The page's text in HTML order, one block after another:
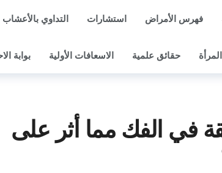
فهرس الأمراض استشارات التداوي بالأعشاب
حقائق علمية الاسعافات الأولية بوابة
في الفك مما أثر على